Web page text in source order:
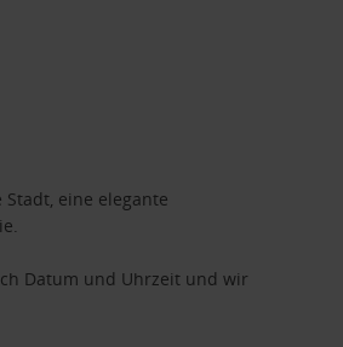
eine elegante
Datum und Uhrzeit und wir